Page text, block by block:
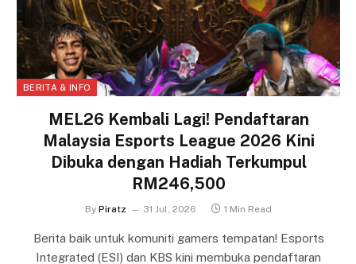
BERITA & INFO
MEL26 Kembali Lagi! Pendaftaran
Malaysia Esports League 2026 Kini
Dibuka dengan Hadiah Terkumpul
RM246,500
By Piratz 31 Jul, 2026 1 Min Read
Berita baik untuk komuniti gamers tempatan! Esports
Integrated (ESI) dan KBS kini membuka pendaftaran